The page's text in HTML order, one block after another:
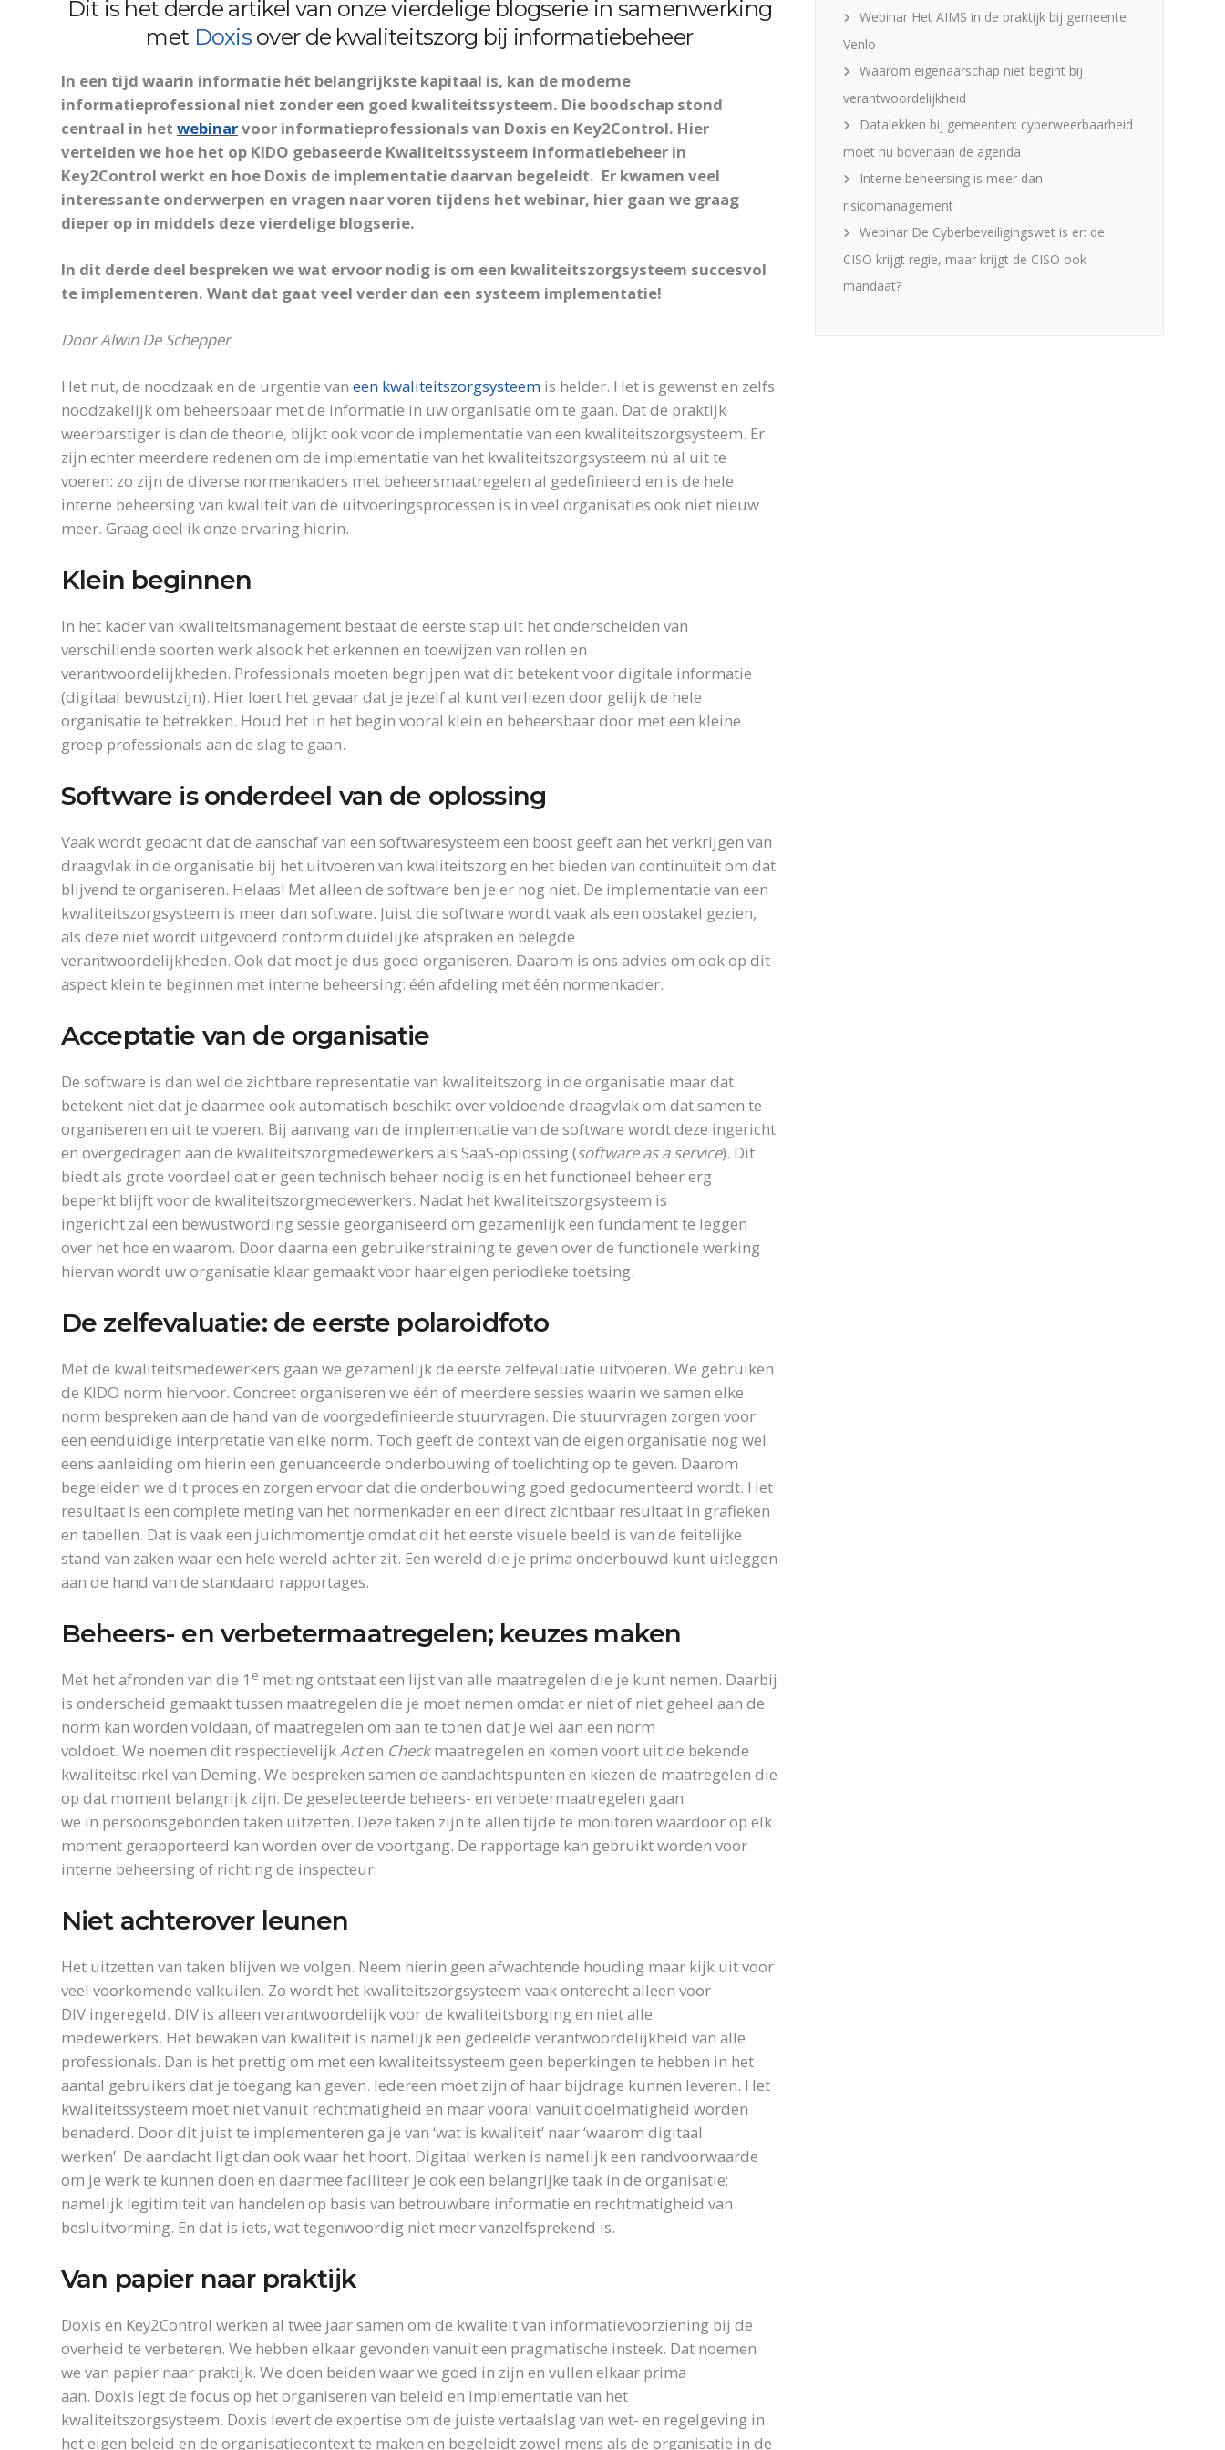
Dit is het derde artikel van onze vierdelige blogserie in samenwerking
met Doxisover de kwaliteitszorg bij informatiebeheer
In een tijd waarin informatie hét belangrijkste kapitaal is, kan de moderne
informatieprofessional niet zonder een goed kwaliteitssysteem. Die boodschap stond
centraal in het webinarvoor informatieprofessionals van Doxis en Key2Control. Hier
vertelden we hoe het op KIDO gebaseerde Kwaliteitssysteem informatiebeheer in
Key2Control werkt en hoe Doxis de implementatie daarvan begeleidt. Er kwamen veel
interessante onderwerpen en vragen naar voren tijdens het webinar, hier gaan we graag
dieper op in middels deze vierdelige blogserie.
In dit derde deel bespreken we wat ervoor nodig is om een kwaliteitszorgsysteem succesvol
te implementeren. Want dat gaat veel verder dan een systeem implementatie!
Door Alwin De Schepper
Het nut, de noodzaak en de urgentie van een kwaliteitszorgsysteem is helder. Het is gewenst en zelfs
noodzakelijk om beheersbaar met de informatie in uw organisatie om te gaan. Dat de praktijk
weerbarstiger is dan de theorie, blijkt ook voor de implementatie van een kwaliteitszorgsysteem. Er
zijn echter meerdere redenen om de implementatie van het kwaliteitszorgsysteem nú al uit te
voeren: zo zijn de diverse normenkaders met beheersmaatregelen al gedefinieerd en is de hele
interne beheersing van kwaliteit van de uitvoeringsprocessen is in veel organisaties ook niet nieuw
meer. Graag deel ik onze ervaring hierin.
Klein beginnen
In het kader van kwaliteitsmanagement bestaat de eerste stap uit het onderscheiden van
verschillende soorten werk alsook het erkennen en toewijzen van rollen en
verantwoordelijkheden. Professionals moeten begrijpen wat dit betekent voor digitale informatie
(digitaal bewustzijn). Hier loert het gevaar dat je jezelf al kunt verliezen door gelijk de hele
organisatie te betrekken. Houd het in het begin vooral klein en beheersbaar door met een kleine
groep professionals aan de slag te gaan.
Software is onderdeel van de oplossing
Vaak wordt gedacht dat de aanschaf van een softwaresysteem een boost geeft aan het verkrijgen van
draagvlak in de organisatie bij het uitvoeren van kwaliteitszorg en het bieden van continuïteit om dat
blijvend te organiseren. Helaas! Met alleen de software ben je er nog niet. De implementatie van een
kwaliteitszorgsysteem is meer dan software. Juist die software wordt vaak als een obstakel gezien,
als deze niet wordt uitgevoerd conform duidelijke afspraken en belegde
verantwoordelijkheden. Ook dat moet je dus goed organiseren. Daarom is ons advies om ook op dit
aspect klein te beginnen met interne beheersing: één afdeling met één normenkader.
Acceptatie van de organisatie
De software is dan wel de zichtbare representatie van kwaliteitszorg in de organisatie maar dat
betekent niet dat je daarmee ook automatisch beschikt over voldoende draagvlak om dat samen te
organiseren en uit te voeren. Bij aanvang van de implementatie van de software wordt deze ingericht
en overgedragen aan de kwaliteitszorgmedewerkers als SaaS-oplossing (software as a service). Dit
biedt als grote voordeel dat er geen technisch beheer nodig is en het functioneel beheer erg
beperkt blijft voor de kwaliteitszorgmedewerkers. Nadat het kwaliteitszorgsysteem is
ingericht zal een bewustwording sessie georganiseerd om gezamenlijk een fundament te leggen
over het hoe en waarom. Door daarna een gebruikerstraining te geven over de functionele werking
hiervan wordt uw organisatie klaar gemaakt voor haar eigen periodieke toetsing.
De zelfevaluatie: de eerste polaroidfoto
Met de kwaliteitsmedewerkers gaan we gezamenlijk de eerste zelfevaluatie uitvoeren. We gebruiken
de KIDO norm hiervoor. Concreet organiseren we één of meerdere sessies waarin we samen elke
norm bespreken aan de hand van de voorgedefinieerde stuurvragen. Die stuurvragen zorgen voor
een eenduidige interpretatie van elke norm. Toch geeft de context van de eigen organisatie nog wel
eens aanleiding om hierin een genuanceerde onderbouwing of toelichting op te geven. Daarom
begeleiden we dit proces en zorgen ervoor dat die onderbouwing goed gedocumenteerd wordt. Het
resultaat is een complete meting van het normenkader en een direct zichtbaar resultaat in grafieken
en tabellen. Dat is vaak een juichmomentje omdat dit het eerste visuele beeld is van de feitelijke
stand van zaken waar een hele wereld achter zit. Een wereld die je prima onderbouwd kunt uitleggen
aan de hand van de standaard rapportages.
Beheers- en verbetermaatregelen; keuzes maken
Met het afronden van die 1 e meting ontstaat een lijst van alle maatregelen die je kunt nemen. Daarbij
is onderscheid gemaakt tussen maatregelen die je moet nemen omdat er niet of niet geheel aan de
norm kan worden voldaan, of maatregelen om aan te tonen dat je wel aan een norm
voldoet. We noemen dit respectievelijkActen Checkmaatregelen en komen voort uit de bekende
kwaliteitscirkel van Deming. We bespreken samen de aandachtspunten en kiezen de maatregelen die
op dat moment belangrijk zijn. De geselecteerde beheers- en verbetermaatregelen gaan
we in persoonsgebonden taken uitzetten. Deze taken zijn te allen tijde te monitoren waardoor op elk
moment gerapporteerd kan worden over de voortgang. De rapportage kan gebruikt worden voor
interne beheersing of richting de inspecteur.
Niet achterover leunen
Het uitzetten van taken blijven we volgen. Neem hierin geen afwachtende houding maar kijk uit voor
veel voorkomende valkuilen. Zo wordt het kwaliteitszorgsysteem vaak onterecht alleen voor
DIV ingeregeld. DIV is alleen verantwoordelijk voor de kwaliteitsborging en niet alle
medewerkers. Het bewaken van kwaliteit is namelijk een gedeelde verantwoordelijkheid van alle
professionals. Dan is het prettig om met een kwaliteitssysteem geen beperkingen te hebben in het
aantal gebruikers dat je toegang kan geven. Iedereen moet zijn of haar bijdrage kunnen leveren. Het
kwaliteitssysteem moet niet vanuit rechtmatigheid en maar vooral vanuit doelmatigheid worden
benaderd. Door dit juist te implementeren ga je van ‘wat is kwaliteit’ naar ‘waarom digitaal
werken’. De aandacht ligt dan ook waar het hoort. Digitaal werken is namelijk een randvoorwaarde
om je werk te kunnen doen en daarmee faciliteer je ook een belangrijke taak in de organisatie;
namelijk legitimiteit van handelen op basis van betrouwbare informatie en rechtmatigheid van
besluitvorming. En dat is iets, wat tegenwoordig niet meer vanzelfsprekend is.
Van papier naar praktijk
Doxis en Key2Control werken al twee jaar samen om de kwaliteit van informatievoorziening bij de
overheid te verbeteren. We hebben elkaar gevonden vanuit een pragmatische insteek. Dat noemen
we van papier naar praktijk. We doen beiden waar we goed in zijn en vullen elkaar prima
aan. Doxis legt de focus op het organiseren van beleid en implementatie van het
kwaliteitszorgsysteem. Doxis levert de expertise om de juiste vertaalslag van wet- en regelgeving in
het eigen beleid en de organisatiecontext te maken en begeleidt zowel mens als de organisatie in de
Webinar Het AIMS in de praktijk bij gemeente
Venlo
Waarom eigenaarschap niet begint bij
verantwoordelijkheid
Datalekken bij gemeenten: cyberweerbaarheid
moet nu bovenaan de agenda
Interne beheersing is meer dan
risicomanagement
Webinar De Cyberbeveiligingswet is er: de
CISO krijgt regie, maar krijgt de CISO ook
mandaat?